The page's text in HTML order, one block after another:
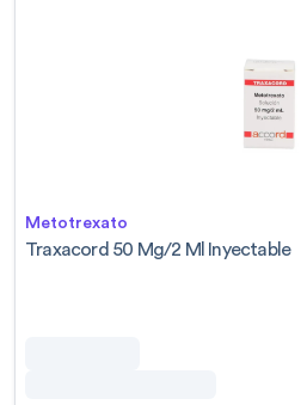
Metotrexato
Traxacord 50 Mg/2 Ml Inyectable